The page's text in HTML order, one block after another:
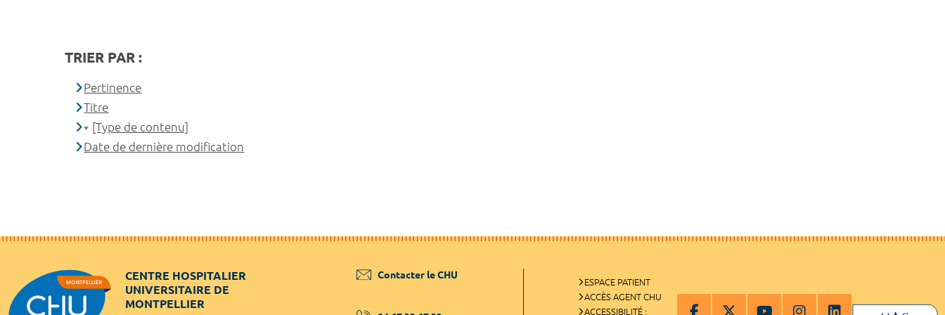
TRIER PAR :
Pertinence
Titre
[Type de contenu]
Date de dernière modification
CENTRE HOSPITALIER
UNIVERSITAIRE DE
MONTPELLIER
Contacter le CHU
ESPACE PATIENT
ACCÈS AGENT CHU
ACCESSIBILITÉ :